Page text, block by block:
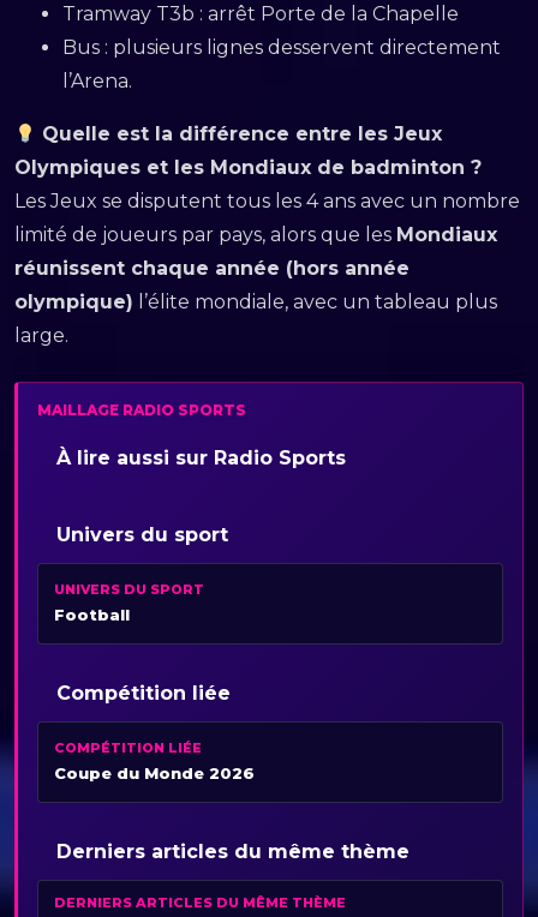
Tramway T3b : arrêt Porte de la Chapelle
Bus : plusieurs lignes desservent directement
l’Arena.
Quelle est la différence entre les Jeux
Olympiques et les Mondiaux de badminton ?
Les Jeux se disputent tous les 4 ans avec un nombre
limité de joueurs par pays, alors que les Mondiaux
réunissent chaque année (hors année
olympique) l’élite mondiale, avec un tableau plus
large.
MAILLAGE RADIO SPORTS
À lire aussi sur Radio Sports
Univers du sport
UNIVERS DU SPORT
Football
Compétition liée
COMPÉTITION LIÉE
Coupe du Monde 2026
Derniers articles du même thème
DERNIERS ARTICLES DU MÊME THÈME